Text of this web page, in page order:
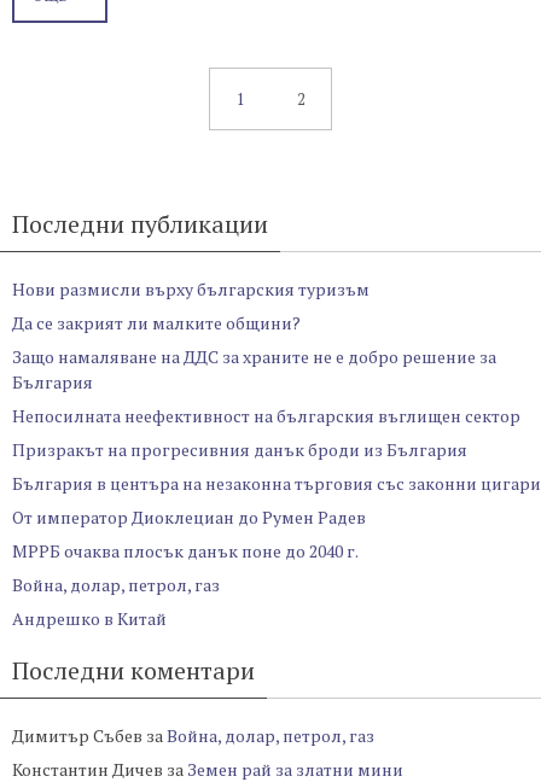
1 2
Последни публикации
Нови размисли върху българския туризъм
Да се закрият ли малките общини?
Защо намаляване на ДДС за храните не е добро решение за
България
Непосилната неефективност на българския въглищен сектор
Призракът на прогресивния данък броди из България
България в центъра на незаконна търговия със законни цигари
От император Диоклециан до Румен Радев
МРРБ очаква плосък данък поне до 2040 г.
Война, долар, петрол, газ
Андрешко в Китай
Последни коментари
Димитър Събев за Война, долар, петрол, газ
Константин Дичев за Земен рай за златни мини